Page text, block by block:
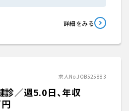
詳細をみる
求人No.JOB525883
診／週5.0日、年収